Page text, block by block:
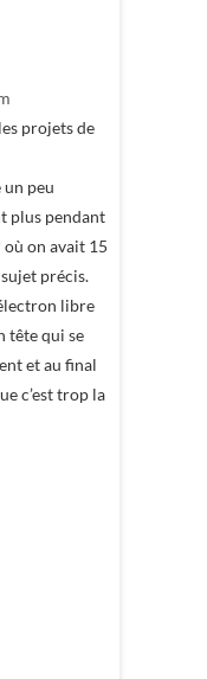
projets de
un peu
plus pendant
où on avait 15
précis.
libre
tête qui se
et au final
c’est trop la